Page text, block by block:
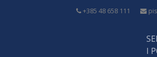
+385 48 658 111
I